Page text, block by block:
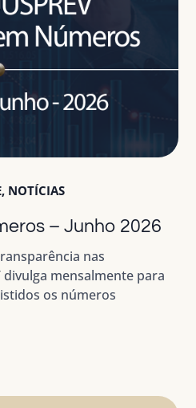
– Junho 2026
, NOTÍCIAS
nas
divulga mensalmente para
os números